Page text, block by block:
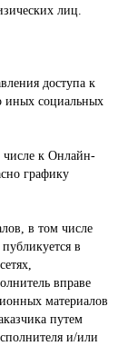
лиц.
доступа к
иных социальных
к Онлайн-
графику
в том числе
в
вправе
материалов
путем
и/или